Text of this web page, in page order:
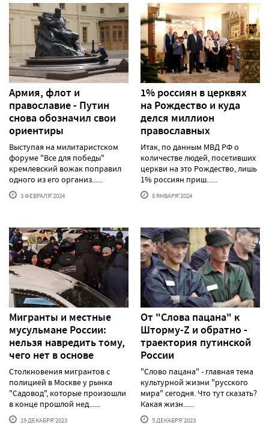
Армия, флот и
православие - Путин
снова обозначил свои
ориентиры
Выступая на милитаристском
форуме "Все для победы"
кремлевский вожак поправил
одного из его организ......
3 ФЕВРАЛЯ'2024
1% россиян в церквях
на Рождество и куда
делся миллион
православных
Итак, по данным МВД РФ о
количестве людей, посетивших
церкви на это Рождество, лишь
1% россиян приш......
8 ЯНВАРЯ'2024
Мигранты и местные
мусульмане России:
нельзя навредить тому,
чего нет в основе
Столкновения мигрантов с
полицией в Москве у рынка
"Садовод", которые произошли
в конце прошлой нед......
19 ДЕКАБРЯ'2023
От "Слова пацана" к
Шторму-Z и обратно -
траектория путинской
России
"Слово пацана" - главная тема
культурной жизни "русского
мира" сегодня. Что тут сказать?
Какая жизн......
5 ДЕКАБРЯ'2023